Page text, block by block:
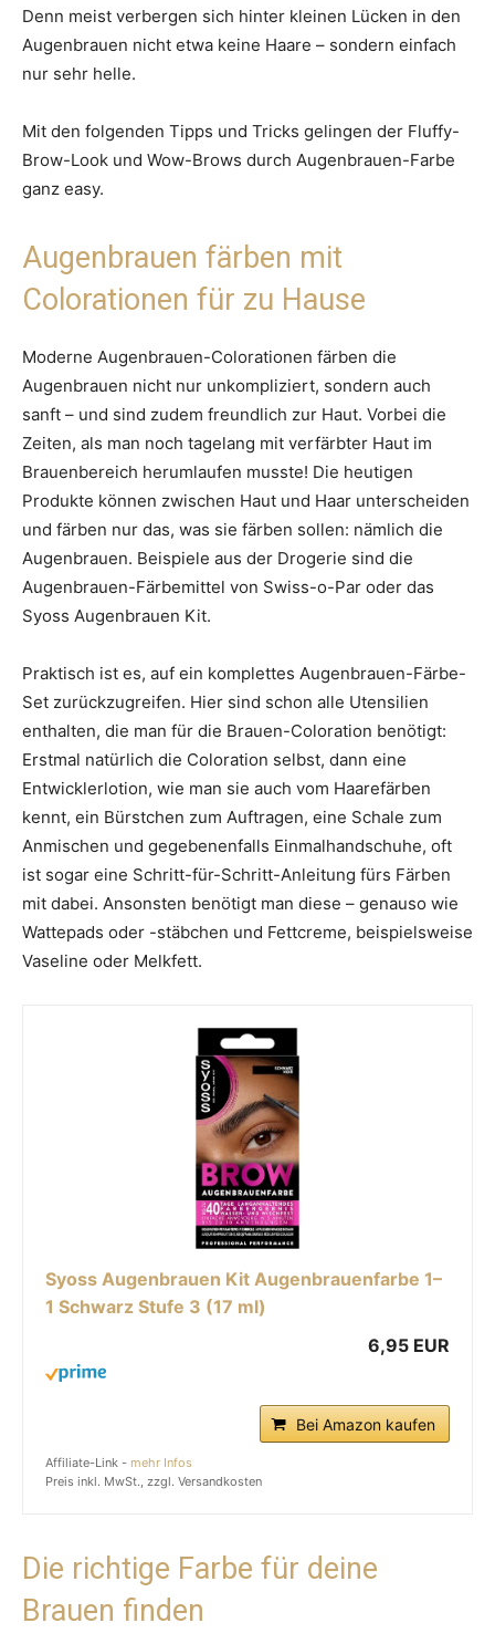
Denn meist verbergen sich hinter kleinen Lücken in den
Augenbrauen nicht etwa keine Haare – sondern einfach
nur sehr helle.
Mit den folgenden Tipps und Tricks gelingen der Fluffy-
Brow-Look und Wow-Brows durch Augenbrauen-Farbe
ganz easy.
Augenbrauen färben mit
Colorationen für zu Hause
Moderne Augenbrauen-Colorationen färben die
Augenbrauen nicht nur unkompliziert, sondern auch
sanft – und sind zudem freundlich zur Haut. Vorbei die
Zeiten, als man noch tagelang mit verfärbter Haut im
Brauenbereich herumlaufen musste! Die heutigen
Produkte können zwischen Haut und Haar unterscheiden
und färben nur das, was sie färben sollen: nämlich die
Augenbrauen. Beispiele aus der Drogerie sind die
Augenbrauen-Färbemittel von Swiss-o-Par oder das
Syoss Augenbrauen Kit.
Praktisch ist es, auf ein komplettes Augenbrauen-Färbe-
Set zurückzugreifen. Hier sind schon alle Utensilien
enthalten, die man für die Brauen-Coloration benötigt:
Erstmal natürlich die Coloration selbst, dann eine
Entwicklerlotion, wie man sie auch vom Haarefärben
kennt, ein Bürstchen zum Auftragen, eine Schale zum
Anmischen und gegebenenfalls Einmalhandschuhe, oft
ist sogar eine Schritt-für-Schritt-Anleitung fürs Färben
mit dabei. Ansonsten benötigt man diese – genauso wie
Wattepads oder -stäbchen und Fettcreme, beispielsweise
Vaseline oder Melkfett.
Syoss Augenbrauen Kit Augenbrauenfarbe 1–
1 Schwarz Stufe 3 (17 ml)
6,95 EUR
Bei Amazon kaufen
Affiliate-Link - mehr Infos
Preis inkl. MwSt., zzgl. Versandkosten
Die richtige Farbe für deine
Brauen finden